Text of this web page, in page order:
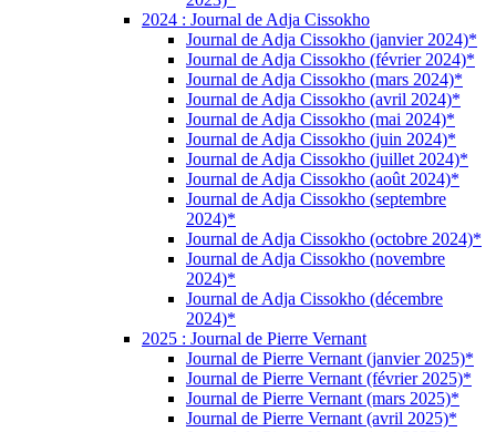
2024 : Journal de Adja Cissokho
Journal de Adja Cissokho (janvier 2024)*
Journal de Adja Cissokho (février 2024)*
Journal de Adja Cissokho (mars 2024)*
Journal de Adja Cissokho (avril 2024)*
Journal de Adja Cissokho (mai 2024)*
Journal de Adja Cissokho (juin 2024)*
Journal de Adja Cissokho (juillet 2024)*
Journal de Adja Cissokho (août 2024)*
Journal de Adja Cissokho (septembre
2024)*
Journal de Adja Cissokho (octobre 2024)*
Journal de Adja Cissokho (novembre
2024)*
Journal de Adja Cissokho (décembre
2024)*
2025 : Journal de Pierre Vernant
Journal de Pierre Vernant (janvier 2025)*
Journal de Pierre Vernant (février 2025)*
Journal de Pierre Vernant (mars 2025)*
Journal de Pierre Vernant (avril 2025)*